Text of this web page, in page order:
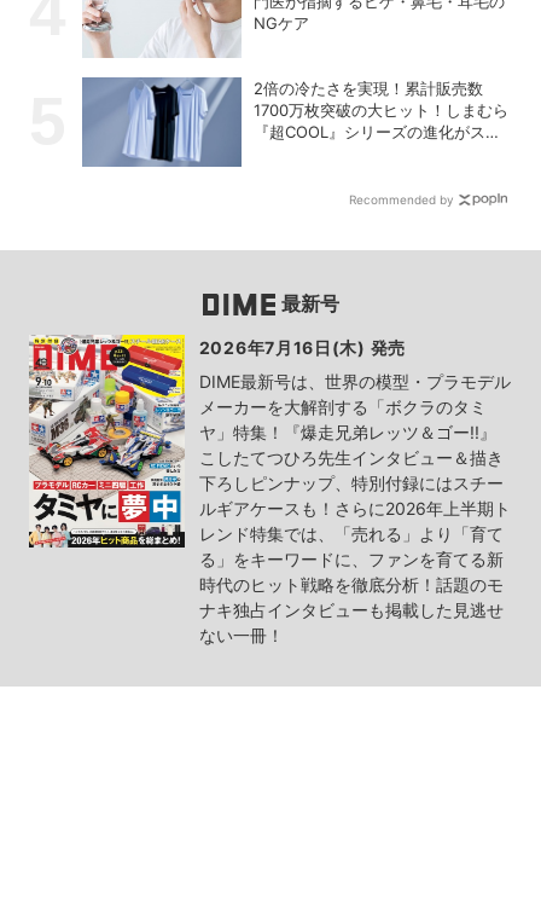
NGケア
2倍の冷たさを実現！累計販売数
1700万枚突破の大ヒット！しまむら
『超COOL』シリーズの進化がスゴ
Recommended by
最新号
2026年7月16日(木) 発売
DIME最新号は、世界の模型・プラモデル
メーカーを大解剖する「ボクラのタミ
ヤ」特集！『爆走兄弟レッツ＆ゴー!!』
こしたてつひろ先生インタビュー＆描き
下ろしピンナップ、特別付録にはスチー
ルギアケースも！さらに2026年上半期ト
レンド特集では、「売れる」より「育て
る」をキーワードに、ファンを育てる新
時代のヒット戦略を徹底分析！話題のモ
ナキ独占インタビューも掲載した見逃せ
ない一冊！